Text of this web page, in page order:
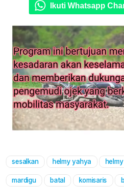
Ikuti Whatsapp
sesalkan helmy yahya
mardigu batal komisaris